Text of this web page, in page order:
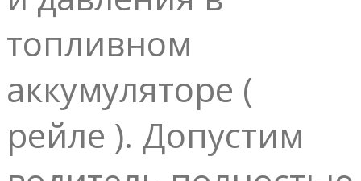
топливном
аккумуляторе (
рейле ). Допустим